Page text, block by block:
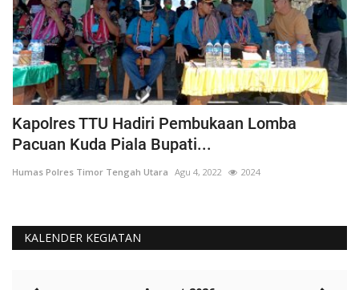
Kapolres TTU Hadiri Pembukaan Lomba
Pacuan Kuda Piala Bupati...
Humas Polres Timor Tengah Utara Agu 4, 2022 2024
KALENDER KEGIATAN